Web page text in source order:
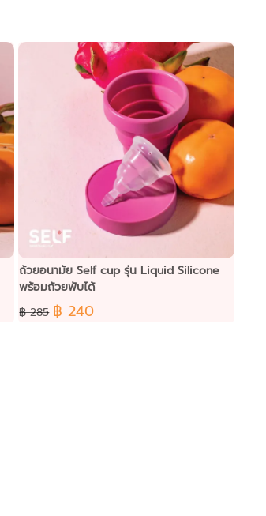
ถ้วยอนามัย Self cup รุ่น Liquid Silicone
พร้อมถ้วยพับได้
฿ 285 ฿ 240